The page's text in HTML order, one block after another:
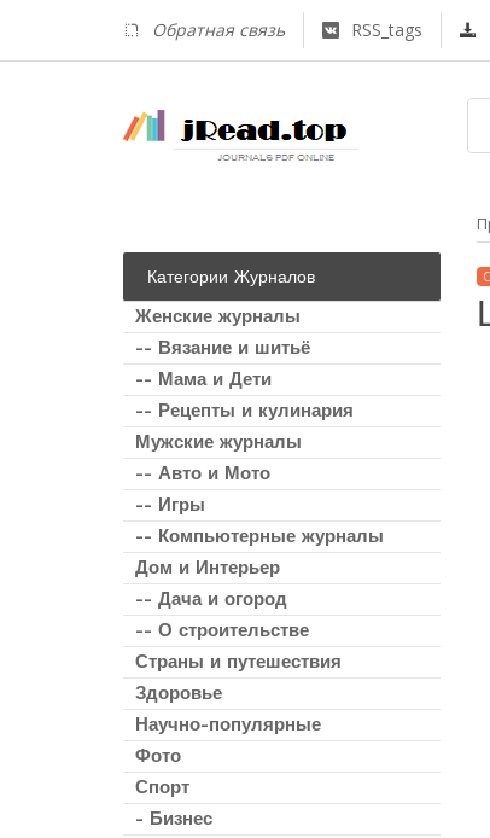
Обратная связь RSS_tags
Категории Журналов
Женские журналы
-- Вязание и шитьё
-- Мама и Дети
-- Рецепты и кулинария
Мужские журналы
-- Авто и Мото
-- Игры
-- Компьютерные журналы
Дом и Интерьер
-- Дача и огород
-- О строительстве
Страны и путешествия
Здоровье
Научно-популярные
Фото
Спорт
- Бизнес